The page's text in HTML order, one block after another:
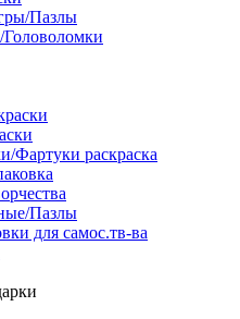
Пазлы
Фартуки раскраска
Пазлы
для самос.тв-ва